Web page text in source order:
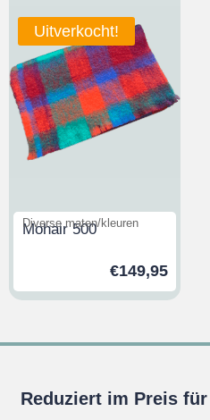
Uitverkocht!
Mohair 500
Diverse maten/kleuren
€149,95
Reduziert im Preis